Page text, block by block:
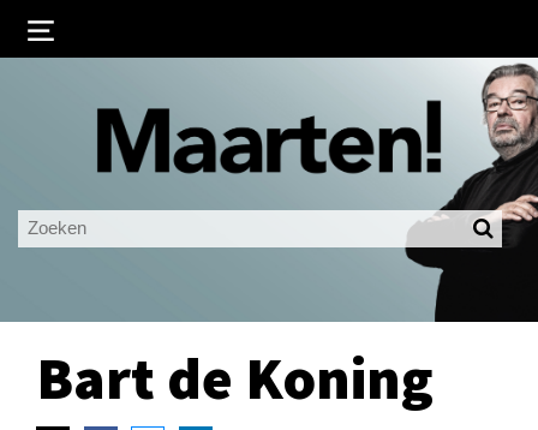
Ingelogd blijven
LOGIN
Bart de Koning